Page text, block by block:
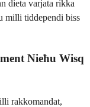
dieta varjata rikka
milli tiddependi biss
Nieħu Wisq
rakkomandat,